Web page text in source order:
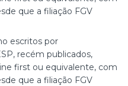
que a filiação FGV
escritos por
recém publicados,
first ou equivalente, com
que a filiação FGV